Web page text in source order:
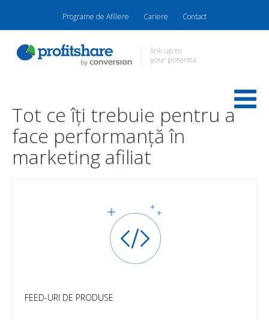
Programe de Afiliere Cariere Contact
Tot ce îți trebuie pentru a
face performanță în
marketing afiliat
FEED-URI DE PRODUSE
FEED-URI DE PRODUSE
Dezvoltă-ți proiectele de afiliere prin feed-uri de
produse. Primești informații actualizate despre
produse și poți creea comparatoare și agregatoare de